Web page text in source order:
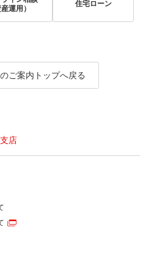
産運用）
住宅ローン
ご案内トップへ戻る
店